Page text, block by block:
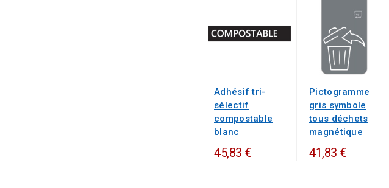
Adhésif tri-
sélectif
compostable
blanc
45,83 €
Pictogramme
gris symbole
tous déchets
magnétique
41,83 €